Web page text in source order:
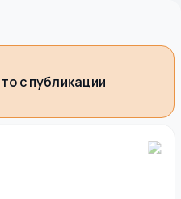
с публикации